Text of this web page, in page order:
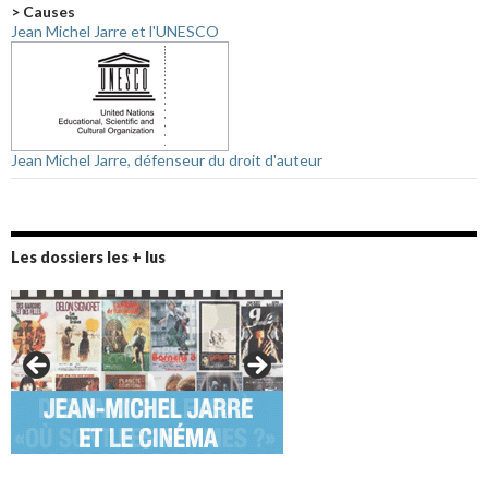
> Causes
Jean Michel Jarre et l'UNESCO
Jean Michel Jarre, défenseur du droit d'auteur
Les dossiers les + lus